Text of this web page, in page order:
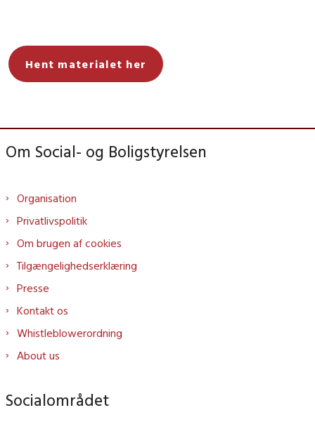
Hent materialet her
Om Social- og Boligstyrelsen
Organisation
Privatlivspolitik
Om brugen af cookies
Tilgængelighedserklæring
Presse
Kontakt os
Whistleblowerordning
About us
Socialområdet